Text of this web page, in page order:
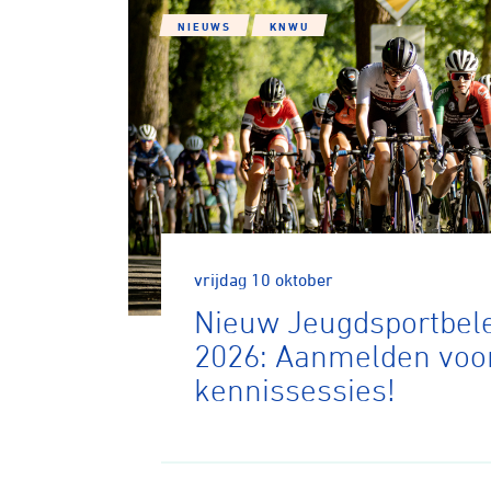
NIEUWS KNWU
vrijdag 10 oktober
Nieuw
2026: Aanmelden
kennissessies!
BMX